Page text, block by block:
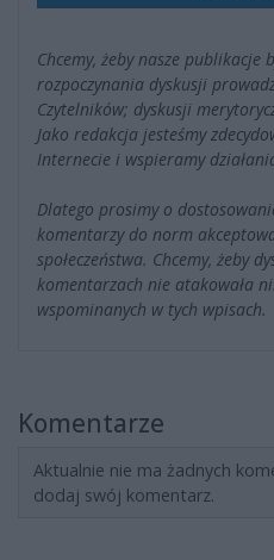
Chcemy, żeby nasze publikacje
rozpoczynania dyskusji
Czytelników; dyskusji
Jako redakcja jesteśmy
Internecie i wspieramy
Dlatego prosimy o
komentarzy do norm
społeczeństwa. Chcemy, żeby
komentarzach nie atakowała
wspominanych w tych wpisach.
Komentarze
Aktualnie nie ma żadnych
dodaj swój komentarz.